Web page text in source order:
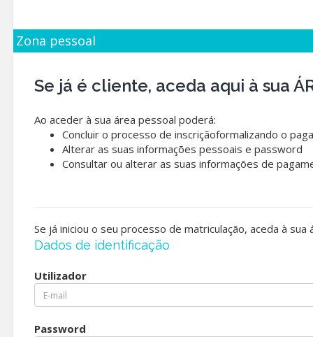
Zona pessoal
Se já é cliente, aceda aqui à sua
Ao aceder à sua área pessoal poderá:
Concluir o processo de inscriçãoformalizando o
Alterar as suas informações pessoais e password
Consultar ou alterar as suas informações de
Se já iniciou o seu processo de matriculação, aceda à
Dados de identificação
Utilizador
Password